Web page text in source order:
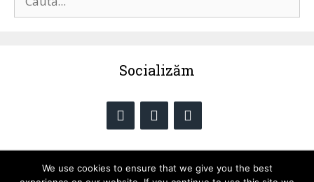
după:
Socializăm
We use cookies to ensure that we give you the best